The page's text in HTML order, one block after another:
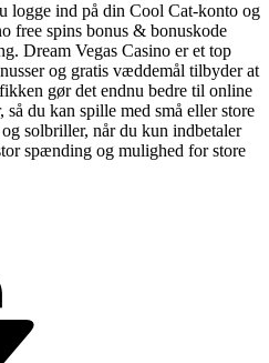
logge ind på din Cool Cat-konto og
free spins bonus & bonuskode
Dream Vegas Casino er et top
og gratis væddemål tilbyder at
gør det endnu bedre til online
du kan spille med små eller store
solbriller, når du kun indbetaler
spænding og mulighed for store